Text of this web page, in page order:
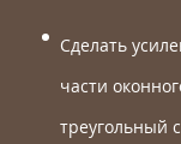
Сделать
части
треугольный